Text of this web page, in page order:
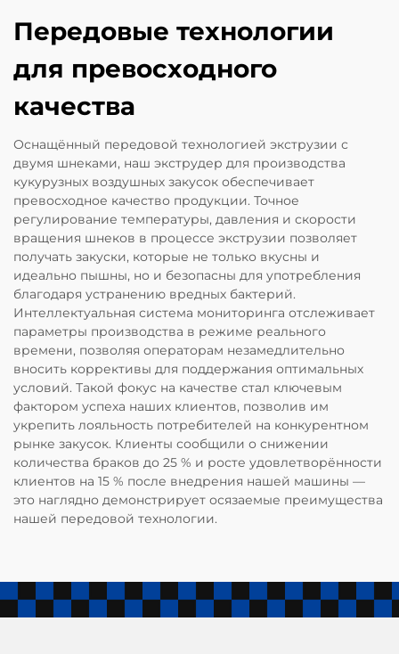
Передовые технологии
для превосходного
качества
Оснащённый передовой технологией экструзии с
двумя шнеками, наш экструдер для производства
кукурузных воздушных закусок обеспечивает
превосходное качество продукции. Точное
регулирование температуры, давления и скорости
вращения шнеков в процессе экструзии позволяет
получать закуски, которые не только вкусны и
идеально пышны, но и безопасны для употребления
благодаря устранению вредных бактерий.
Интеллектуальная система мониторинга отслеживает
параметры производства в режиме реального
времени, позволяя операторам незамедлительно
вносить коррективы для поддержания оптимальных
условий. Такой фокус на качестве стал ключевым
фактором успеха наших клиентов, позволив им
укрепить лояльность потребителей на конкурентном
рынке закусок. Клиенты сообщили о снижении
количества браков до 25 % и росте удовлетворённости
клиентов на 15 % после внедрения нашей машины —
это наглядно демонстрирует осязаемые преимущества
нашей передовой технологии.